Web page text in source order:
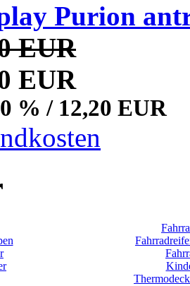
Purion
EUR
EUR
% / 12,20 EUR